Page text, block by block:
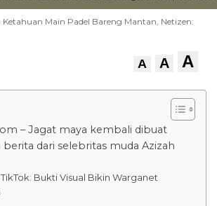
Ketahuan Main Padel Bareng Mantan, Netizen:
A A A
– Jagat maya kembali dibuat
dari selebritas muda Azizah
Bukti Visual Bikin Warganet